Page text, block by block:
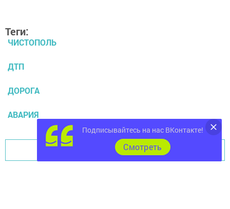
Теги:
ЧИСТОПОЛЬ
ДТП
ДОРОГА
АВАРИЯ
Перейти на страницу новости
Подписывайтесь на нас ВКонтакте!
Cмотреть